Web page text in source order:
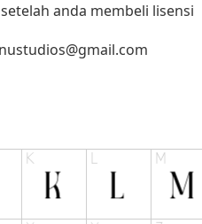
anda membeli lisensi